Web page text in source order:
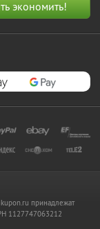
принадлежат
1127747063212